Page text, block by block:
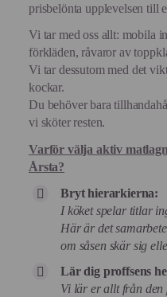
prisbelönta upplevelsen till
Vi tar med oss allt: mobila
förkläden, råvaror av
Vi tar dessutom med det
kockar.
Du behöver bara
vi sköter resten.
Varför välja aktiv
Årsta?
Bryt hierarkierna:
I köket spelar titlar
Här är det
om såsen skär sig
Lär dig proffsens
Vi lär er allt från den